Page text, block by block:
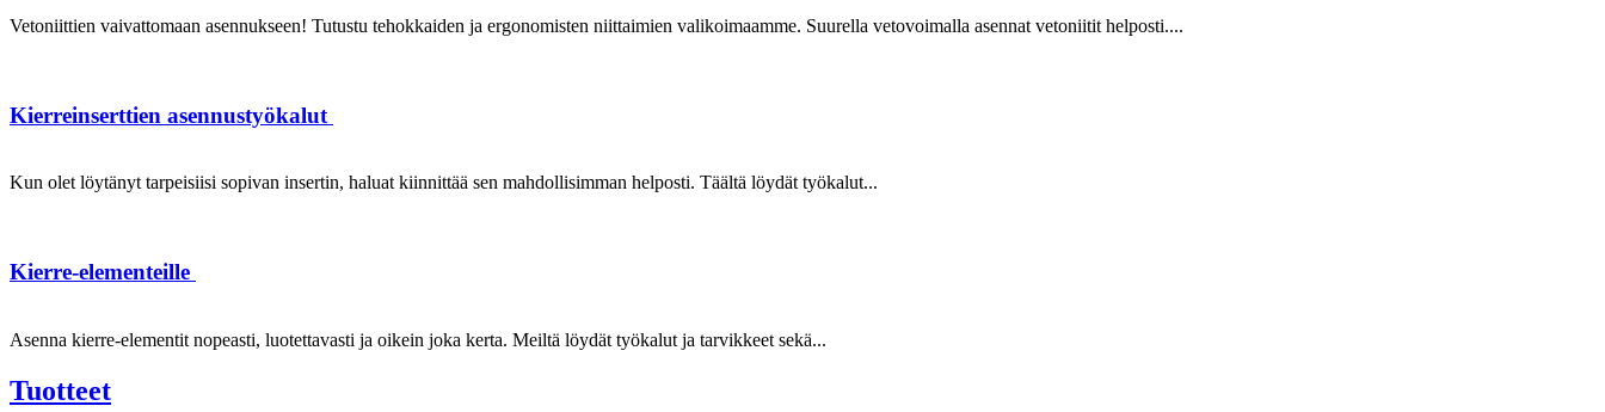
Vetoniittien vaivattomaan asennukseen! Tutustu tehokkaiden ja ergonomisten niittaimien valikoimaamme. Suurella vetovoimalla asennat vetoniitit helposti....
Kierreinserttien asennustyökalut
Kun olet löytänyt tarpeisiisi sopivan insertin, haluat kiinnittää sen mahdollisimman helposti. Täältä löydät työkalut...
Kierre-elementeille
Asenna kierre-elementit nopeasti, luotettavasti ja oikein joka kerta. Meiltä löydät työkalut ja tarvikkeet sekä...
Tuotteet